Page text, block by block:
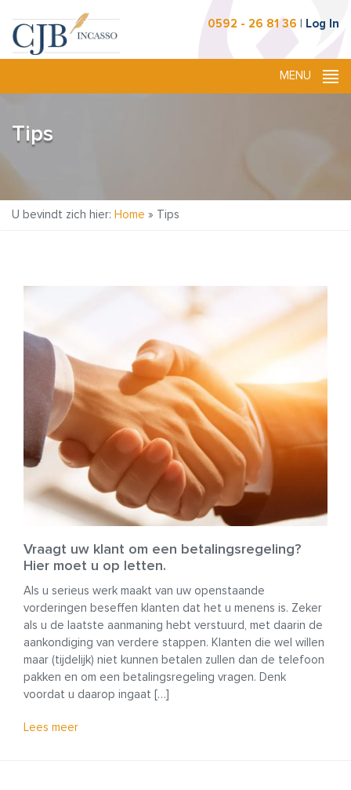
0592 - 26 81 36 Log In
Tips
U bevindt zich hier: Home » Tips
Vraagt uw klant om een betalingsregeling?
Hier moet u op letten.
Als u serieus werk maakt van uw openstaande
vorderingen beseffen klanten dat het u menens is. Zeker
als u de laatste aanmaning hebt verstuurd, met daarin de
aankondiging van verdere stappen. Klanten die wel willen
maar (tijdelijk) niet kunnen betalen zullen dan de telefoon
pakken en om een betalingsregeling vragen. Denk
voordat u daarop ingaat […]
Lees meer